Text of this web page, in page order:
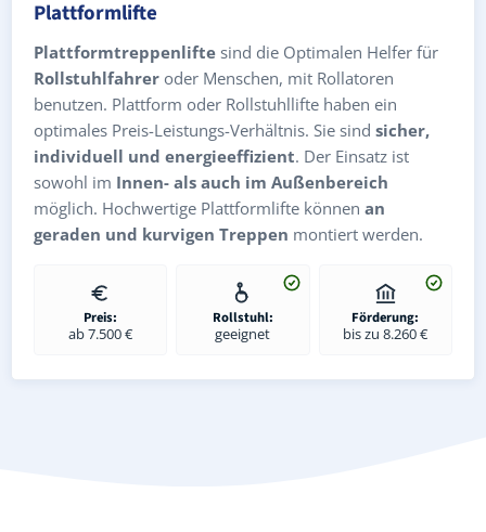
Plattformlifte
Plattformtreppenlifte sind die Optimalen Helfer für
Rollstuhlfahrer oder Menschen, mit Rollatoren
benutzen. Plattform oder Rollstuhllifte haben ein
optimales Preis-Leistungs-Verhältnis. Sie sind sicher,
individuell und energieeffizient. Der Einsatz ist
sowohl im Innen- als auch im Außenbereich
möglich. Hochwertige Plattformlifte können an
geraden und kurvigen Treppen montiert werden.
Preis:
ab 7.500 €
Rollstuhl:
geeignet
Förderung:
bis zu 8.260 €